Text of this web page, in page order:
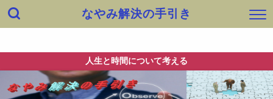
なやみ解決の手引き
人生と時間について考える